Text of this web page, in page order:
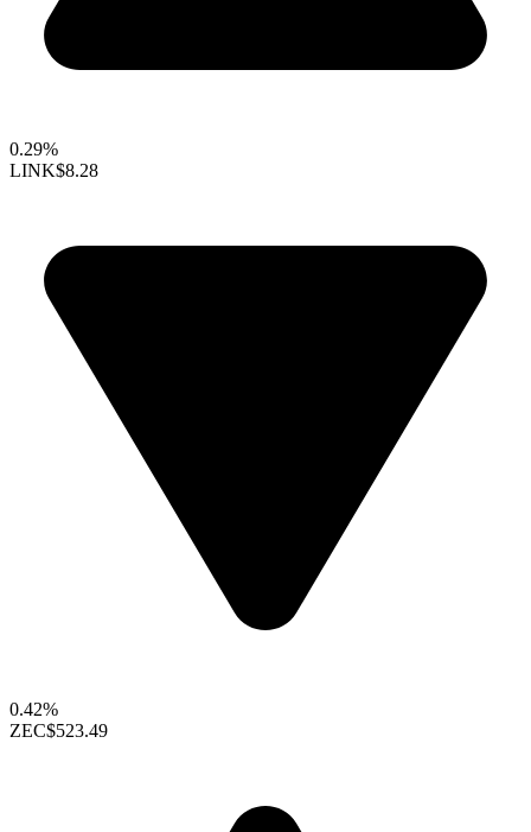
0.29%
LINK$8.28
0.42%
ZEC$523.49